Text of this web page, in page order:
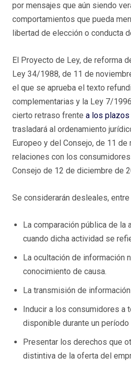
por mensajes que aún siendo
comportamientos que pueda
libertad de elección o conducta
El Proyecto de Ley, de reforma
Ley 34/1988, de 11 de
el que se aprueba el texto
complementarias y la Ley 7/
cierto retraso frente a los
trasladará al ordenamiento
Europeo y del Consejo, de 11
relaciones con los
Consejo de 12 de diciembre de
Se considerarán desleales,
La comparación pública de
cuando dicha actividad se
La ocultación de información
conocimiento de causa.
La transmisión de
Inducir a los consumidores
disponible durante un
Presentar los derechos que
distintiva de la oferta del